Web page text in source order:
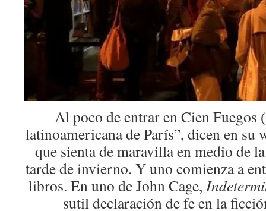
Al poco de entrar en Cien
latinoamericana de París”, dicen en su
que sienta de maravilla en medio de
tarde de invierno. Y uno comienza a
libros. En uno de John Cage,
sutil declaración de fe en la